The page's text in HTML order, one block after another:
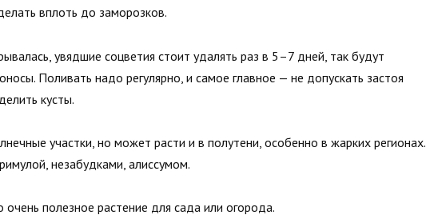
вплоть до заморозков.
увядшие соцветия стоит удалять раз в 5–7 дней, так будут
Поливать надо регулярно, и самое главное — не допускать застоя
кусты.
участки, но может расти и в полутени, особенно в жарких регионах.
незабудками, алиссумом.
очень полезное растение для сада или огорода.